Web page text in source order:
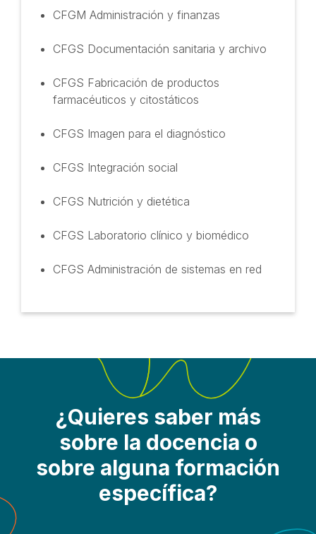
CFGM Administración y finanzas
CFGS Documentación sanitaria y archivo
CFGS Fabricación de productos
farmacéuticos y citostáticos
CFGS Imagen para el diagnóstico
CFGS Integración social
CFGS Nutrición y dietética
CFGS Laboratorio clínico y biomédico
CFGS Administración de sistemas en red
¿Quieres saber más
sobre la docencia o
sobre alguna formación
específica?